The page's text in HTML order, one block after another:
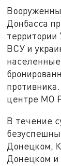
Донбасса
территории
ВСУ и
центре МО
В течение
Донецком,
Донецком и